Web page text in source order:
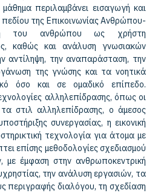
μάθημα περιλαμβάνει εισαγωγή και
της Επικοινωνίας Ανθρώπου-
του ανθρώπου ως χρήστη
καθώς και ανάλυση γνωσιακών
αντίληψη, την αναπαράσταση, την
της γνώσης και τα νοητικά
όσο και σε ομαδικό επίπεδο.
αλληλεπίδρασης, όπως οι
στιλ αλληλεπίδρασης, ο άμεσος
συνεργασίας, η εικονική
τεχνολογία για άτομα με
επίσης μεθοδολογίες σχεδιασμού
με έμφαση στην ανθρωποκεντρική
την ανάλυση εργασιών, τα
περιγραφής διαλόγου, τη σχεδίαση